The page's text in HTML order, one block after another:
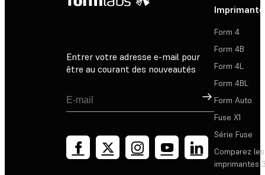
Entrer votre adresse e-mail pour
être au courant des nouveautés
Inscription
Form 4
Form 4B
Form 4L
Form 4BL
Form Auto
Fuse X1
Série Fuse
Comparez les
imprimantes